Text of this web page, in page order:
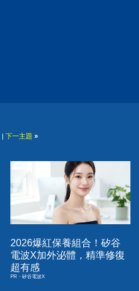
| 下一主題 »
2026爆紅保養組合！矽谷
電波X加外泌體，精準修復
超有感
PR・矽谷電波X